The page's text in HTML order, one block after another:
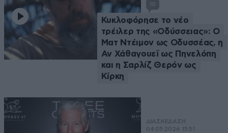
10
Κυκλοφόρησε το νέο
τρέιλερ της «Οδύσσειας»: Ο
Ματ Ντέιμον ως Οδυσσέας, η
Αν Χάθαγουεϊ ως Πηνελόπη
και η Σαρλίζ Θερόν ως
Κίρκη
ΔΙΑΣΚΕΔΑΣΗ
04·05·2026 15:51